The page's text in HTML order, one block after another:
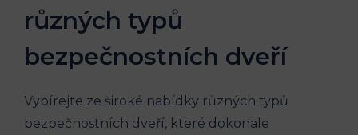
různých typů
bezpečnostních dveří
Vybírejte ze široké nabídky různých typů
bezpečnostních dveří, které dokonale